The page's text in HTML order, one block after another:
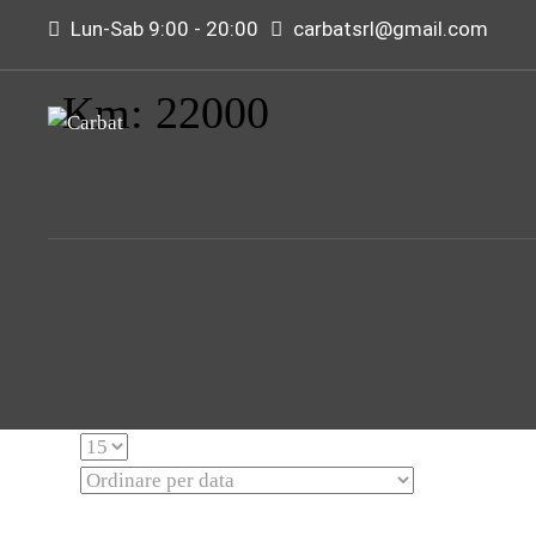
Lun-Sab 9:00 - 20:00 carbatsrl@gmail.com
Km: 22000